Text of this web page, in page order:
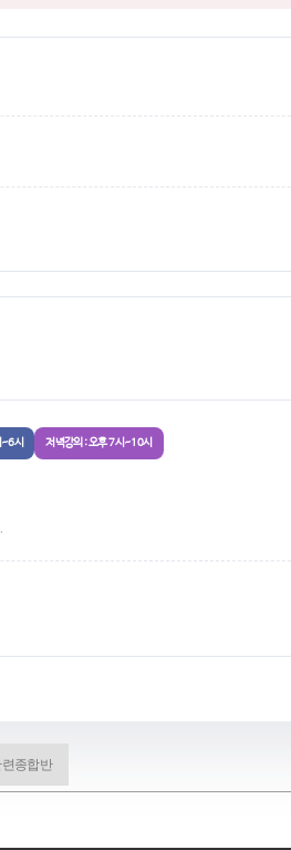
시 저녁강의 : 오후 7시~10시
련종합반